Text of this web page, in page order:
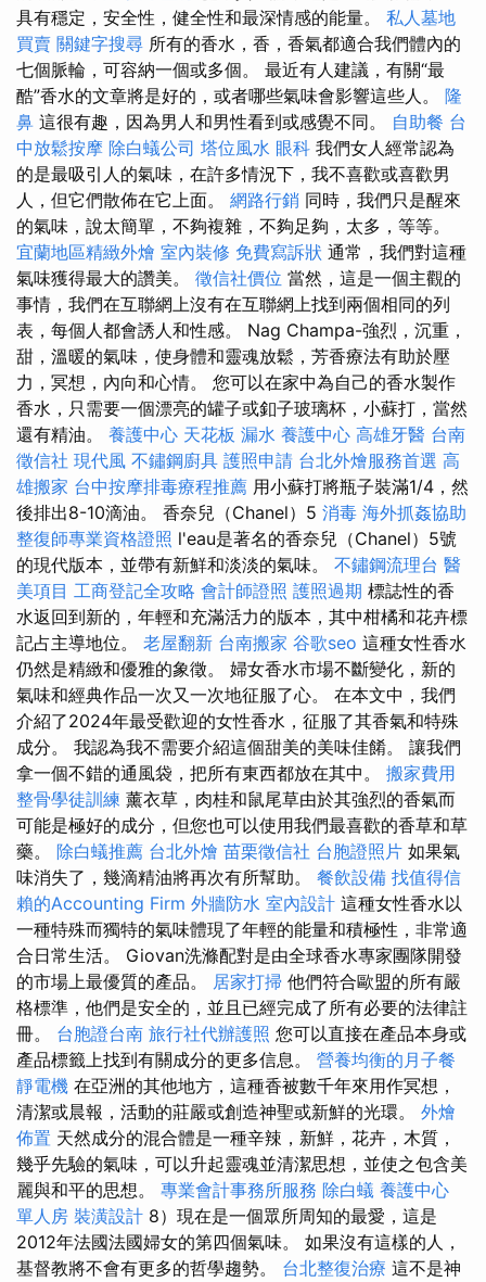
具有穩定，安全性，健全性和最深情感的能量。 私人墓地
買賣 關鍵字搜尋 所有的香水，香，香氣都適合我們體內的
七個脈輪，可容納一個或多個。 最近有人建議，有關“最
酷”香水的文章將是好的，或者哪些氣味會影響這些人。 隆
鼻 這很有趣，因為男人和男性看到或感覺不同。 自助餐 台
中放鬆按摩 除白蟻公司 塔位風水 眼科 我們女人經常認為
的是最吸引人的氣味，在許多情況下，我不喜歡或喜歡男
人，但它們散佈在它上面。 網路行銷 同時，我們只是醒來
的氣味，說太簡單，不夠複雜，不夠足夠，太多，等等。
宜蘭地區精緻外燴 室內裝修 免費寫訴狀 通常，我們對這種
氣味獲得最大的讚美。 徵信社價位 當然，這是一個主觀的
事情，我們在互聯網上沒有在互聯網上找到兩個相同的列
表，每個人都會誘人和性感。 Nag Champa-強烈，沉重，
甜，溫暖的氣味，使身體和靈魂放鬆，芳香療法有助於壓
力，冥想，內向和心情。 您可以在家中為自己的香水製作
香水，只需要一個漂亮的罐子或釦子玻璃杯，小蘇打，當然
還有精油。 養護中心 天花板 漏水 養護中心 高雄牙醫 台南
徵信社 現代風 不鏽鋼廚具 護照申請 台北外燴服務首選 高
雄搬家 台中按摩排毒療程推薦 用小蘇打將瓶子裝滿1/4，然
後排出8-10滴油。 香奈兒（Chanel）5 消毒 海外抓姦協助
整復師專業資格證照 l'eau是著名的香奈兒（Chanel）5號
的現代版本，並帶有新鮮和淡淡的氣味。 不鏽鋼流理台 醫
美項目 工商登記全攻略 會計師證照 護照過期 標誌性的香
水返回到新的，年輕和充滿活力的版本，其中柑橘和花卉標
記占主導地位。 老屋翻新 台南搬家 谷歌seo 這種女性香水
仍然是精緻和優雅的象徵。 婦女香水市場不斷變化，新的
氣味和經典作品一次又一次地征服了心。 在本文中，我們
介紹了2024年最受歡迎的女性香水，征服了其香氣和特殊
成分。 我認為我不需要介紹這個甜美的美味佳餚。 讓我們
拿一個不錯的通風袋，把所有東西都放在其中。 搬家費用
整骨學徒訓練 薰衣草，肉桂和鼠尾草由於其強烈的香氣而
可能是極好的成分，但您也可以使用我們最喜歡的香草和草
藥。 除白蟻推薦 台北外燴 苗栗徵信社 台胞證照片 如果氣
味消失了，幾滴精油將再次有所幫助。 餐飲設備 找值得信
賴的Accounting Firm 外牆防水 室內設計 這種女性香水以
一種特殊而獨特的氣味體現了年輕的能量和積極性，非常適
合日常生活。 Giovan洗滌配對是由全球香水專家團隊開發
的市場上最優質的產品。 居家打掃 他們符合歐盟的所有嚴
格標準，他們是安全的，並且已經完成了所有必要的法律註
冊。 台胞證台南 旅行社代辦護照 您可以直接在產品本身或
產品標籤上找到有關成分的更多信息。 營養均衡的月子餐
靜電機 在亞洲的其他地方，這種香被數千年來用作冥想，
清潔或晨報，活動的莊嚴或創造神聖或新鮮的光環。 外燴
佈置 天然成分的混合體是一種辛辣，新鮮，花卉，木質，
幾乎先驗的氣味，可以升起靈魂並清潔思想，並使之包含美
麗與和平的思想。 專業會計事務所服務 除白蟻 養護中心
單人房 裝潢設計 8）現在是一個眾所周知的最愛，這是
2012年法國法國婦女的第四個氣味。 如果沒有這樣的人，
基督教將不會有更多的哲學趨勢。 台北整復治療 這不是神